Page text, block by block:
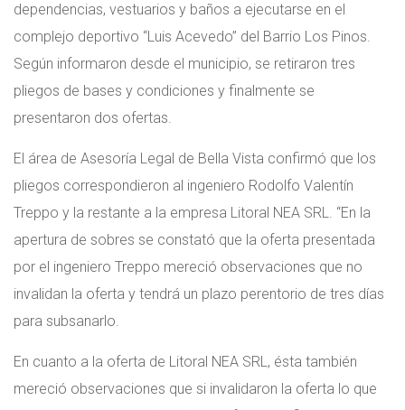
dependencias, vestuarios y baños a ejecutarse en el
complejo deportivo “Luis Acevedo” del Barrio Los Pinos.
Según informaron desde el municipio, se retiraron tres
pliegos de bases y condiciones y finalmente se
presentaron dos ofertas.
El área de Asesoría Legal de Bella Vista confirmó que los
pliegos correspondieron al ingeniero Rodolfo Valentín
Treppo y la restante a la empresa Litoral NEA SRL. “En la
apertura de sobres se constató que la oferta presentada
por el ingeniero Treppo mereció observaciones que no
invalidan la oferta y tendrá un plazo perentorio de tres días
para subsanarlo.
En cuanto a la oferta de Litoral NEA SRL, ésta también
mereció observaciones que si invalidaron la oferta lo que